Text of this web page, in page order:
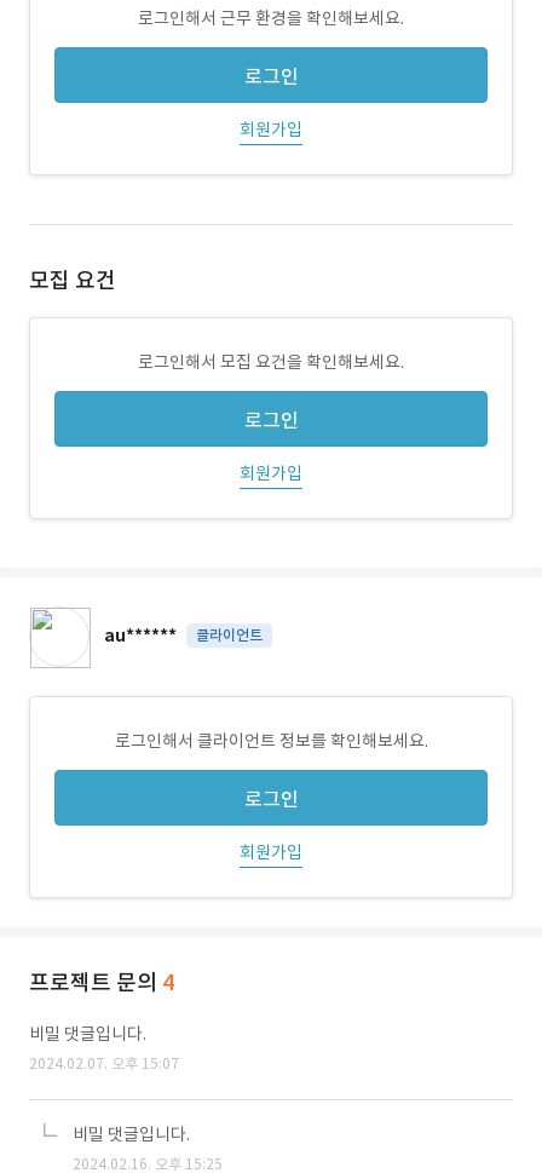
로그인해서 근무 환경을 확인해보세요.
로그인
회원가입
모집 요건
로그인해서 모집 요건을 확인해보세요.
로그인
회원가입
au****** 클라이언트
로그인해서 클라이언트 정보를 확인해보세요.
로그인
회원가입
프로젝트 문의 4
비밀 댓글입니다.
2024.02.07. 오후 15:07
비밀 댓글입니다.
2024.02.16. 오후 15:25